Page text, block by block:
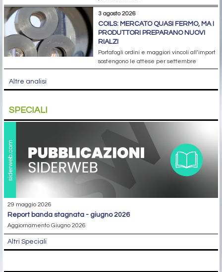
3 agosto 2026
COILS: MERCATO QUASI FERMO, MA I
PRODUTTORI PREPARANO NUOVI
RIALZI
Portafogli ordini e maggiori vincoli all’import
sostengono le attese per settembre
Altre analisi
SPECIALI
29 maggio 2026
report banda stagnata - giugno 2026
Aggiornamento Giugno 2026
Altri Speciali